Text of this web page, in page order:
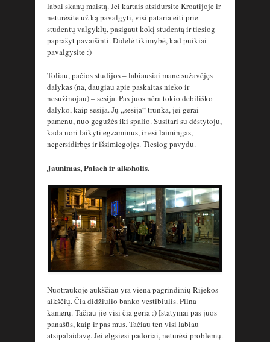
labai skanų maistą. Jei kartais atsidursite Kroatijoje ir
neturėsite už ką pavalgyti, visi pataria eiti prie
studentų valgyklų, pasigaut kokį studentą ir tiesiog
paprašyt pavaišinti. Didelė tikimybė, kad puikiai
pavalgysite :)
Toliau, pačios studijos – labiausiai mane sužavėjęs
dalykas (na, daugiau apie paskaitas nieko ir
nesužinojau) – sesija. Pas juos nėra tokio debiliško
dalyko, kaip sesija. Jų „sesija“ trunka, jei gerai
pamenu, nuo gegužės iki spalio. Susitari su dėstytoju,
kada nori laikyti egzaminus, ir esi laimingas,
nepersidirbęs ir išsimiegojęs. Tiesiog pavydu.
Jaunimas, Palach ir alkoholis.
Nuotraukoje aukščiau yra viena pagrindinių Rijekos
aikščių. Čia didžiulio banko vestibiulis. Pilna
kamerų. Tačiau jie visi čia geria :) Įstatymai pas juos
panašūs, kaip ir pas mus. Tačiau ten visi labiau
atsipalaidavę. Jei elgsiesi padoriai, neturėsi problemų.